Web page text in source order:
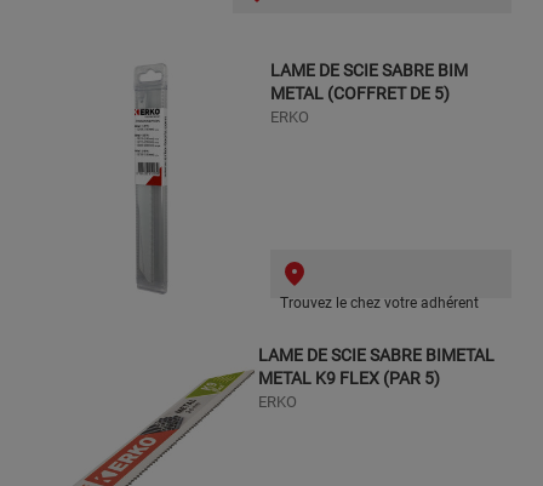
LAME DE SCIE SABRE BIM
METAL (COFFRET DE 5)
ERKO
Trouvez le chez votre adhérent
LAME DE SCIE SABRE BIMETAL
METAL K9 FLEX (PAR 5)
ERKO